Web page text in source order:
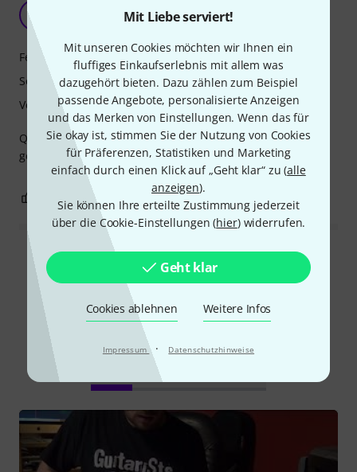
Mit Liebe serviert!
Mit unseren Cookies möchten wir Ihnen ein
fluffiges Einkaufserlebnis mit allem was
dazugehört bieten. Dazu zählen zum Beispiel
passende Angebote, personalisierte Anzeigen
und das Merken von Einstellungen. Wenn das für
Sie okay ist, stimmen Sie der Nutzung von Cookies
für Präferenzen, Statistiken und Marketing
einfach durch einen Klick auf „Geht klar“ zu (alle
anzeigen).
Sie können Ihre erteilte Zustimmung jederzeit
über die Cookie-Einstellungen (hier) widerrufen.
Geht klar
Cookies ablehnen Weitere Infos
Impressum · Datenschutzhinweise
TB
Tomasz Bajer 20.11.2025
Qualität, Klang, Passform – für mich ein hundertprozentig
gelungener Kauf.
Features
Sound
Verarbeitung
0 BEWERTUNG MELDEN
Alle Bewertungen lesen
Schon gewusst?
Videos